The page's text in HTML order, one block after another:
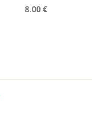
8.00 €